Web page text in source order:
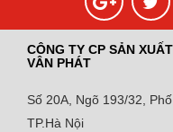
CÔNG TY CP SẢN
VÂN PHÁT
Số 20A, Ngõ 193/32,
TP.Hà Nội